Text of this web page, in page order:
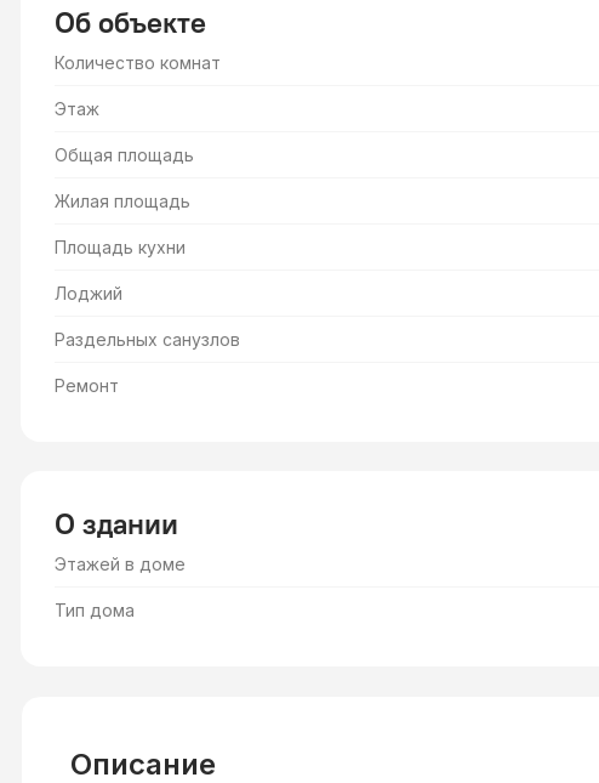
Об объекте
Количество комнат
Этаж
Общая площадь
Жилая площадь
Площадь кухни
Лоджий
Раздельных санузлов
Ремонт
О здании
Этажей в доме
Тип дома
Описание